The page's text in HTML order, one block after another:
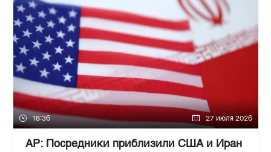
18:36 27 июля 2026
AP: Посредники приблизили США и Иран